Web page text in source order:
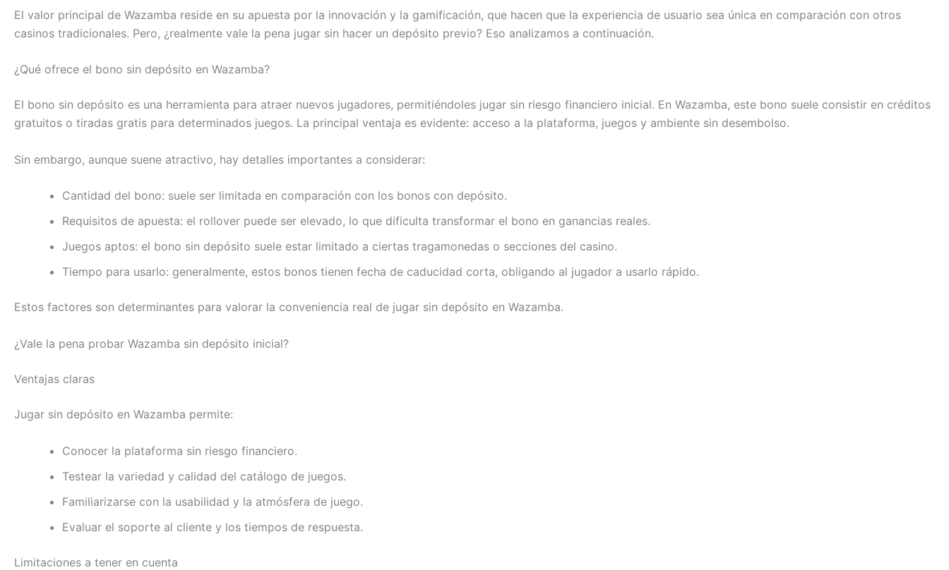
El valor principal de Wazamba reside en su apuesta por la innovación y la gamificación, que hacen que la experiencia de usuario sea única en comparación con otros
casinos tradicionales. Pero, ¿realmente vale la pena jugar sin hacer un depósito previo? Eso analizamos a continuación.
¿Qué ofrece el bono sin depósito en Wazamba?
El bono sin depósito es una herramienta para atraer nuevos jugadores, permitiéndoles jugar sin riesgo financiero inicial. En Wazamba, este bono suele consistir en créditos
gratuitos o tiradas gratis para determinados juegos. La principal ventaja es evidente: acceso a la plataforma, juegos y ambiente sin desembolso.
Sin embargo, aunque suene atractivo, hay detalles importantes a considerar:
Cantidad del bono: suele ser limitada en comparación con los bonos con depósito.
Requisitos de apuesta: el rollover puede ser elevado, lo que dificulta transformar el bono en ganancias reales.
Juegos aptos: el bono sin depósito suele estar limitado a ciertas tragamonedas o secciones del casino.
Tiempo para usarlo: generalmente, estos bonos tienen fecha de caducidad corta, obligando al jugador a usarlo rápido.
Estos factores son determinantes para valorar la conveniencia real de jugar sin depósito en Wazamba.
¿Vale la pena probar Wazamba sin depósito inicial?
Ventajas claras
Jugar sin depósito en Wazamba permite:
Conocer la plataforma sin riesgo financiero.
Testear la variedad y calidad del catálogo de juegos.
Familiarizarse con la usabilidad y la atmósfera de juego.
Evaluar el soporte al cliente y los tiempos de respuesta.
Limitaciones a tener en cuenta